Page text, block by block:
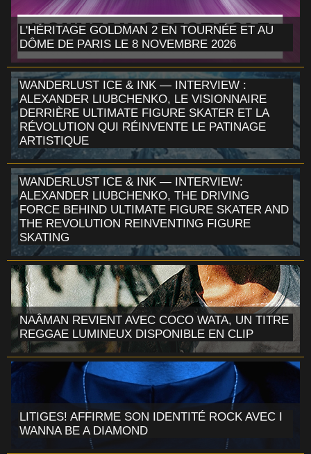
L'HÉRITAGE GOLDMAN 2 EN TOURNÉE ET AU
DÔME DE PARIS LE 8 NOVEMBRE 2026
WANDERLUST ICE & INK — INTERVIEW :
ALEXANDER LIUBCHENKO, LE VISIONNAIRE
DERRIÈRE ULTIMATE FIGURE SKATER ET LA
RÉVOLUTION QUI RÉINVENTE LE PATINAGE
ARTISTIQUE
WANDERLUST ICE & INK — INTERVIEW:
ALEXANDER LIUBCHENKO, THE DRIVING
FORCE BEHIND ULTIMATE FIGURE SKATER AND
THE REVOLUTION REINVENTING FIGURE
SKATING
NAÂMAN REVIENT AVEC COCO WATA, UN TITRE
REGGAE LUMINEUX DISPONIBLE EN CLIP
LITIGES! AFFIRME SON IDENTITÉ ROCK AVEC I
WANNA BE A DIAMOND